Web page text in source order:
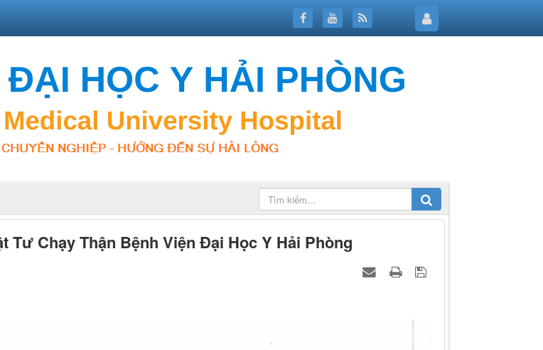
Tư Chạy Thận Bệnh Viện Đại Học Y Hải Phòng